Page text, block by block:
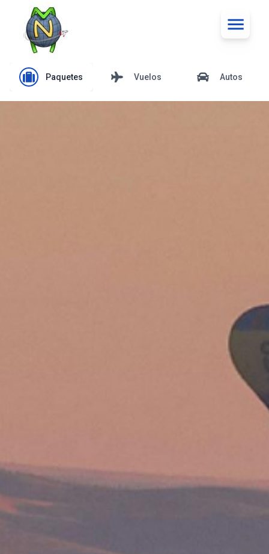
Paquetes Vuelos Autos